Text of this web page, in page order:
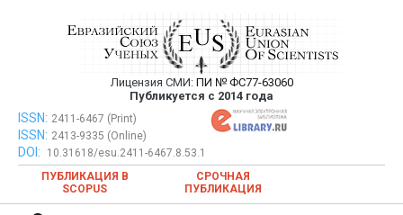
Евразийский Союз Ученых —
публикация научных статей в
ежемесячном научном журнале
Лицензия СМИ: ПИ № ФС77-63060
Публикуется с 2014 года
Евразийский Союз Ученых — публикация научных статей в
ежемесячном научном журнале
ISSN: 2411-6467 (Print)
ISSN: 2413-9335 (Online)
DOI:
10.31618/esu.2411-6467.8.53.1
ПУБЛИКАЦИЯ В
SCOPUS
СРОЧНАЯ
ПУБЛИКАЦИЯ